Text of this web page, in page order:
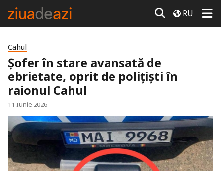
RU
Cahul
Șofer în stare avansată de
ebrietate, oprit de polițiști în
raionul Cahul
11 Iunie 2026